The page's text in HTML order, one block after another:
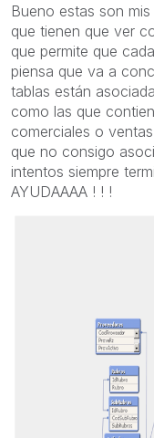
Bueno estas son
que tienen que ver
que permite que
piensa que va a
tablas están
como las que
comerciales o
que no consigo
intentos siempre
AYUDAAAA ! ! !